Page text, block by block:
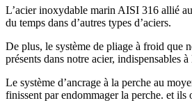
L’acier inoxydable marin AISI 316 allié
du temps dans d’autres types d’aciers.
De plus, le système de pliage à froid que
présents dans notre acier, indispensables
Le système d’ancrage à la perche au
finissent par endommager la perche. et ils